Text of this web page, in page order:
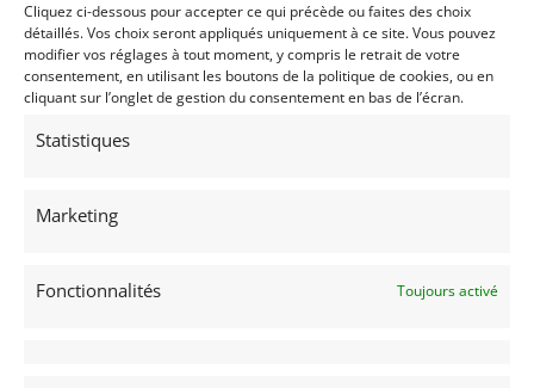
Cliquez ci-dessous pour accepter ce qui précède ou faites des choix
détaillés. Vos choix seront appliqués uniquement à ce site. Vous pouvez
modifier vos réglages à tout moment, y compris le retrait de votre
consentement, en utilisant les boutons de la politique de cookies, ou en
cliquant sur l’onglet de gestion du consentement en bas de l’écran.
Statistiques
Marketing
Fonctionnalités Toujours activé
Publié: 23 avril 2017 (il y a 9 ans)